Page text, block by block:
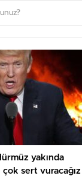
yakında
çok sert vuracağız